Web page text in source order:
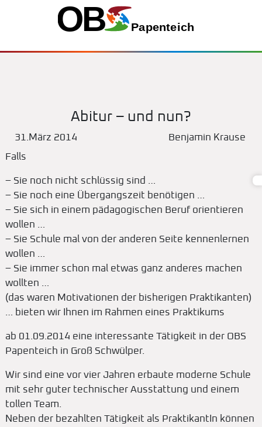
Abitur – und nun?
31.März 2014
Benjamin Krause
Falls
– Sie noch nicht schlüssig sind …
– Sie noch eine Übergangszeit benötigen …
– Sie sich in einem pädagogischen Beruf orientieren
wollen …
– Sie Schule mal von der anderen Seite kennenlernen
wollen …
– Sie immer schon mal etwas ganz anderes machen
wollten …
(das waren Motivationen der bisherigen Praktikanten)
… bieten wir Ihnen im Rahmen eines Praktikums
ab 01.09.2014 eine interessante Tätigkeit in der OBS
Papenteich in Groß Schwülper.
Wir sind eine vor vier Jahren erbaute moderne Schule
mit sehr guter technischer Ausstattung und einem
tollen Team.
Neben der bezahlten Tätigkeit als PraktikantIn können